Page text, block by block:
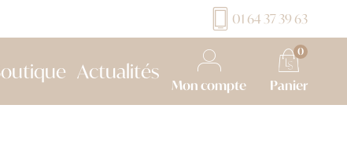
01 64 37 39 63
Actualités
Mon compte
0
Panier